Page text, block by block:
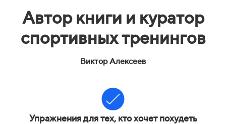
Автор книги и куратор
спортивных тренингов
Виктор Алексеев
Упражнения для тех, кто хочет похудеть